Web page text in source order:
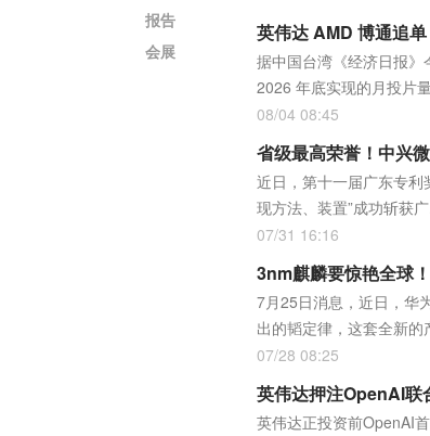
报告
会展
据中国台湾《经济日报
2026 年底实现的月投片
08/04 08:45
省级最高荣誉！中兴
近日，第十一届广东专利
现方法、装置”成功斩获
07/31 16:16
3nm麒麟要惊艳全球
7月25日消息，近日，华
出的韬定律，这套全新的
07/28 08:25
英伟达押注OpenAI联
英伟达正投资前OpenAI